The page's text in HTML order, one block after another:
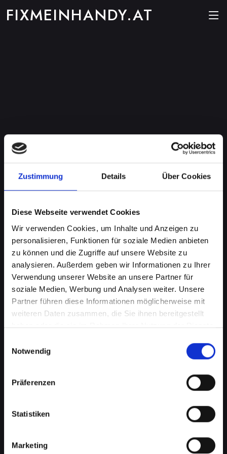
Zustimmung Details Über Cookies
Diese Webseite verwendet Cookies
Wir verwenden Cookies, um Inhalte und Anzeigen zu
personalisieren, Funktionen für soziale Medien anbieten
zu können und die Zugriffe auf unsere Website zu
analysieren. Außerdem geben wir Informationen zu Ihrer
Verwendung unserer Website an unsere Partner für
soziale Medien, Werbung und Analysen weiter. Unsere
Partner führen diese Informationen möglicherweise mit
weiteren Daten zusammen, die Sie ihnen bereitgestellt
haben oder die sie im Rahmen Ihrer Nutzung der Dienste
Notwendig
Präferenzen
Statistiken
Marketing
FIXMEINHANDY.AT
Displayprobleme bei Ihrem
IPHONE-12-MINI in Bad-
schönau schnell beheben
Ein beschädigtes oder defektes Display bei
Ihrem IPHONE-12-MINI kann mehr als nur ein
optisches Ärgernis sein. Es beeinträchtigt die
Benutzerfreundlichkeit, verringert die
Lesbarkeit und kann sogar die Touch-
Funktionalität einschränken. Von Rissen bis zu